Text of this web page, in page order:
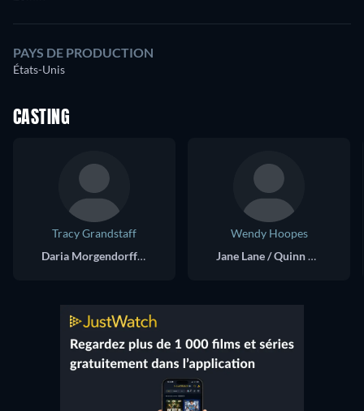
PAYS DE PRODUCTION
États-Unis
CASTING
Tracy Grandstaff
Daria Morgendorffer (voice)
Wendy Hoopes
Jane Lane / Quinn Morgendorffer / Helen Morgendorffer (voice)